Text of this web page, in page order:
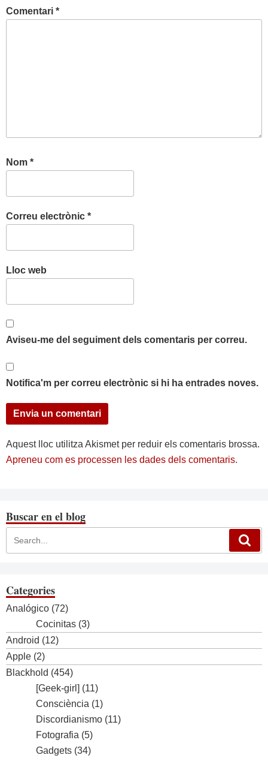
Comentari *
Nom *
Correu electrònic *
Lloc web
Aviseu-me del seguiment dels comentaris per correu.
Notifica'm per correu electrònic si hi ha entrades noves.
Aquest lloc utilitza Akismet per reduir els comentaris brossa.
Apreneu com es processen les dades dels comentaris.
Buscar en el blog
Categories
Analógico (72)
Cocinitas (3)
Android (12)
Apple (2)
Blackhold (454)
[Geek-girl] (11)
Consciència (1)
Discordianismo (11)
Fotografia (5)
Gadgets (34)